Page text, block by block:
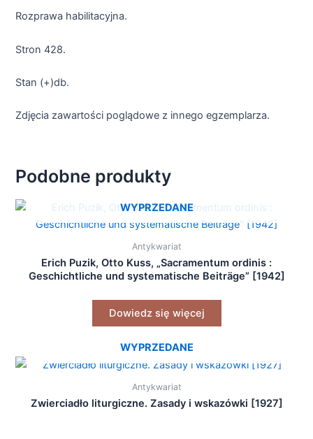
Rozprawa habilitacyjna.
Stron 428.
Stan (+)db.
Zdjęcia zawartości poglądowe z innego egzemplarza.
Podobne produkty
WYPRZEDANE
Antykwariat
Erich Puzik, Otto Kuss, „Sacramentum ordinis :
Geschichtliche und systematische Beiträge” [1942]
Dowiedz się więcej
WYPRZEDANE
Antykwariat
Zwierciadło liturgiczne. Zasady i wskazówki [1927]